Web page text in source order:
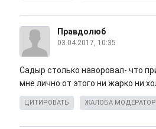
Правдолюб
03.04.2017, 10:35
Садыр столько наворовал- что
мне лично от этого ни жарко ни
ЦИТИРОВАТЬ ЖАЛОБА